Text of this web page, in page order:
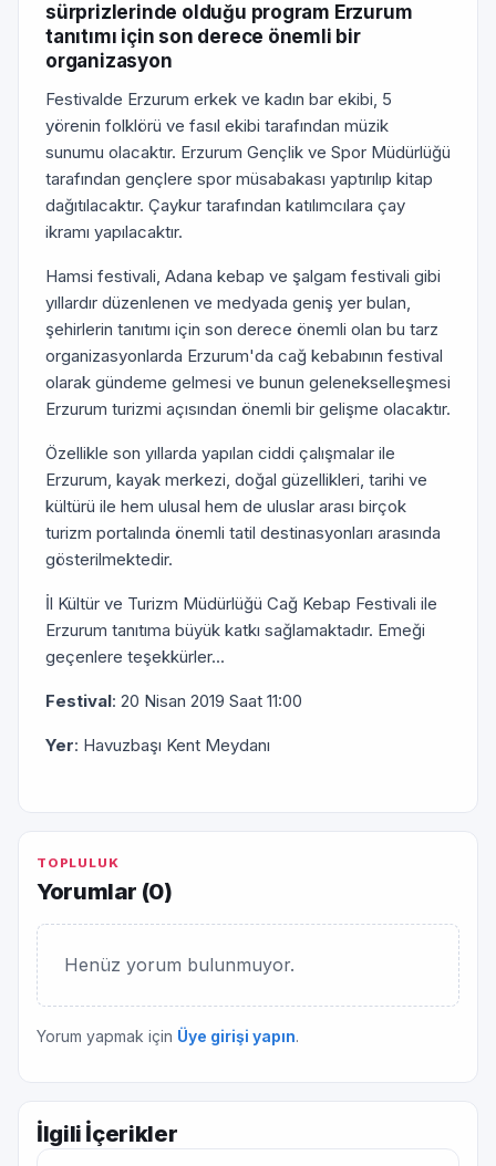
sürprizlerinde olduğu program Erzurum
tanıtımı için son derece önemli bir
organizasyon
Festivalde Erzurum erkek ve kadın bar ekibi, 5
yörenin folklörü ve fasıl ekibi tarafından müzik
sunumu olacaktır. Erzurum Gençlik ve Spor Müdürlüğü
tarafından gençlere spor müsabakası yaptırılıp kitap
dağıtılacaktır. Çaykur tarafından katılımcılara çay
ikramı yapılacaktır.
Hamsi festivali, Adana kebap ve şalgam festivali gibi
yıllardır düzenlenen ve medyada geniş yer bulan,
şehirlerin tanıtımı için son derece önemli olan bu tarz
organizasyonlarda Erzurum'da cağ kebabının festival
olarak gündeme gelmesi ve bunun gelenekselleşmesi
Erzurum turizmi açısından önemli bir gelişme olacaktır.
Özellikle son yıllarda yapılan ciddi çalışmalar ile
Erzurum, kayak merkezi, doğal güzellikleri, tarihi ve
kültürü ile hem ulusal hem de uluslar arası birçok
turizm portalında önemli tatil destinasyonları arasında
gösterilmektedir.
İl Kültür ve Turizm Müdürlüğü Cağ Kebap Festivali ile
Erzurum tanıtıma büyük katkı sağlamaktadır. Emeği
geçenlere teşekkürler...
Festival: 20 Nisan 2019 Saat 11:00
Yer: Havuzbaşı Kent Meydanı
TOPLULUK
Yorumlar (0)
Henüz yorum bulunmuyor.
Yorum yapmak için Üye girişi yapın.
İlgili İçerikler